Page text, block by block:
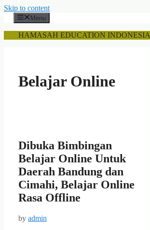
Skip to content
Menu
HAMASAH EDUCATION INDONESIA
Belajar Online
Dibuka Bimbingan
Belajar Online Untuk
Daerah Bandung dan
Cimahi, Belajar Online
Rasa Offline
by admin